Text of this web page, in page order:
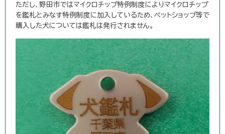
ただし、野田市ではマイクロチップ特例制度によりマイクロチップ
を鑑札とみなす特例制度に加入しているため、ペットショップ等で
購入した犬については鑑札は発行されません。